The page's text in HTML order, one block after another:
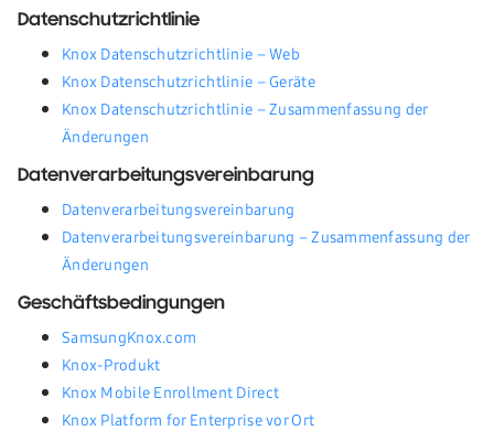
Datenschutzrichtlinie
Knox Datenschutzrichtlinie – Web
Knox Datenschutzrichtlinie – Geräte
Knox Datenschutzrichtlinie – Zusammenfassung der
Änderungen
Datenverarbeitungsvereinbarung
Datenverarbeitungsvereinbarung
Datenverarbeitungsvereinbarung – Zusammenfassung der
Änderungen
Geschäftsbedingungen
SamsungKnox.com
Knox-Produkt
Knox Mobile Enrollment Direct
Knox Platform for Enterprise vor Ort